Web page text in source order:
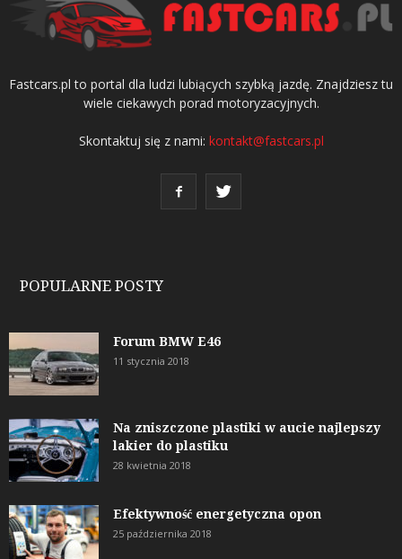
Fastcars.pl to portal dla ludzi lubiących szybką jazdę. Znajdziesz tu
wiele ciekawych porad motoryzacyjnych.
Skontaktuj się z nami: kontakt@fastcars.pl
POPULARNE POSTY
Forum BMW E46
11 stycznia 2018
Na zniszczone plastiki w aucie najlepszy
lakier do plastiku
28 kwietnia 2018
Efektywność energetyczna opon
25 października 2018